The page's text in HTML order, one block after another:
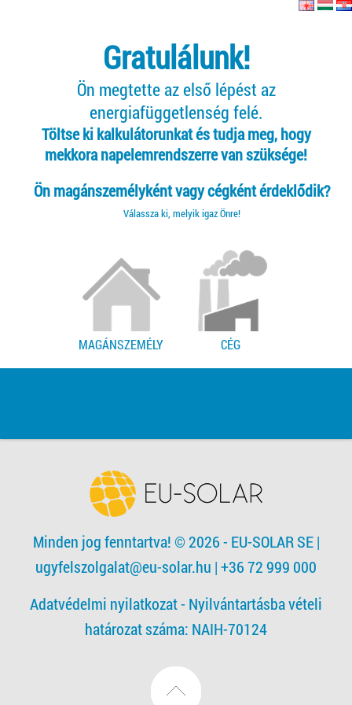
Gratulálunk!
Ön megtette az első lépést az
energiafüggetlenség felé.
Töltse ki kalkulátorunkat és tudja meg, hogy
mekkora napelemrendszerre van szüksége!
Ön magánszemélyként vagy cégként érdeklődik?
Válassza ki, melyik igaz Önre!
MAGÁNSZEMÉLY CÉG
Minden jog fenntartva! © 2026 - EU-SOLAR SE|
ugyfelszolgalat@eu-solar.hu | +36 72 999 000
Adatvédelmi nyilatkozat - Nyilvántartásba vételi
határozat száma: NAIH-70124